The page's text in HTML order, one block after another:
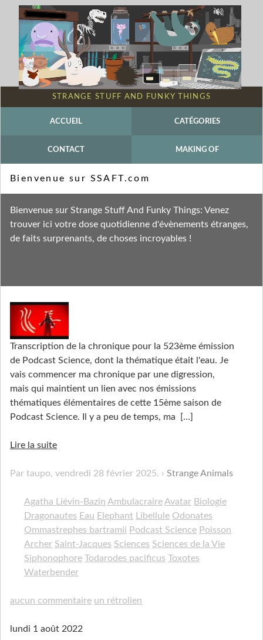
STRANGE STUFF AND FUNKY THINGS
ACCUEIL CATÉGORIES
CONTACT MAKING OF
Fil des commentaires
Transcription de la chronique pour la 523ème émission
de Podcast Science, dont la thématique était l'eau. Je
vais commencer ma chronique par une digression,
mais qui maintient un lien avec nos émissions
thématiques élémentaires de cette 15ème saison de
Podcast Science. Il y a peu de temps, ma
[…]
Lire la suite
Par taupo, vendredi 28 février 2025. Strange Animals
Agatha Liévin-Bazin Ambulacraire Avatar Biologie
Dragonautes Eau Elephant Libellule Odonates
Ommastrephes bartramii Podcast Science Poisson
Archer Saint-Jacques Sciences Sciences de la Vie
Siphonophore Todarodes pacificus Toxotes
Waterbender
aucun commentaire un rétrolien
lundi 1 août 2022
Bienvenue sur SSAFT.com
Bienvenue sur Strange Stuff And Funky Things: Venez
trouver ici votre dose quotidienne d'évènements étranges,
de faits surprenants, de choses incroyables !